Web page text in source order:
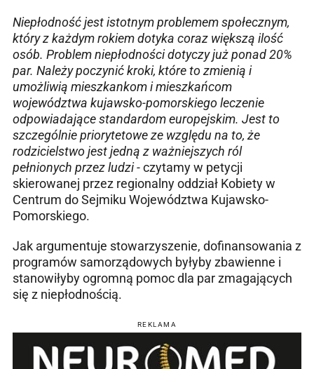
Niepłodność jest istotnym problemem społecznym,
który z każdym rokiem dotyka coraz większą ilość
osób. Problem niepłodności dotyczy już ponad 20%
par. Należy poczynić kroki, które to zmienią i
umożliwią mieszkankom i mieszkańcom
województwa kujawsko-pomorskiego leczenie
odpowiadające standardom europejskim. Jest to
szczególnie priorytetowe ze względu na to, że
rodzicielstwo jest jedną z ważniejszych ról
pełnionych przez ludzi -czytamy w petycji
skierowanej przez regionalny oddział Kobiety w
Centrum do Sejmiku Województwa Kujawsko-
Pomorskiego.
Jak argumentuje stowarzyszenie, dofinansowania z
programów samorządowych byłyby zbawienne i
stanowiłyby ogromną pomoc dla par zmagających
się z niepłodnością.
REKLAMA